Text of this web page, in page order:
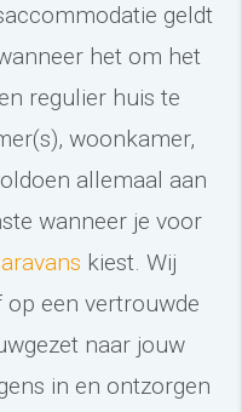
geldt
het om het
regulier huis te
woonkamer,
allemaal aan
wanneer je voor
kiest. Wij
een vertrouwde
naar jouw
in en ontzorgen